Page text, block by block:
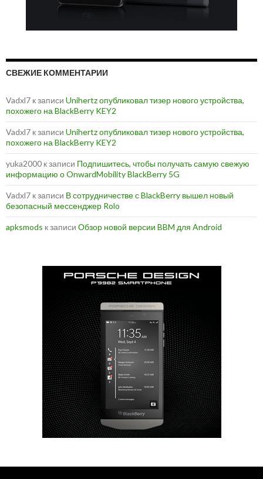
СВЕЖИЕ КОММЕНТАРИИ
Vadxl7 к записи Unihertz опубликовал тизер нового устройства,
похожего на BlackBerry KEY2
Vadxl7 к записи Unihertz опубликовал тизер нового устройства,
похожего на BlackBerry KEY2
yuka2000 к записи Подпишитесь, чтобы получать самую свежую
информацию о OnwardMobility BlackBerry 5G
Vadxl7 к записи В сотрудничестве с BlackBerry вышел новый
безопасный мессенджер Rolo
apksmods к записи Обзор новой версии BBM для Android